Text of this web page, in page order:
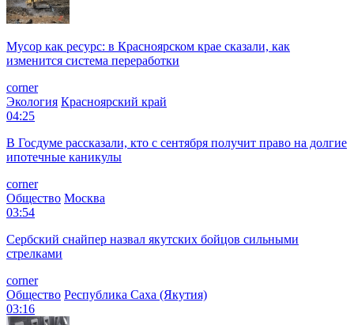
Мусор как ресурс: в Красноярском крае сказали, как
изменится система переработки
corner
Экология Красноярский край
04:25
В Госдуме рассказали, кто с сентября получит право на долгие
ипотечные каникулы
corner
Общество Москва
03:54
Сербский снайпер назвал якутских бойцов сильными
стрелками
corner
Общество Республика Саха (Якутия)
03:16